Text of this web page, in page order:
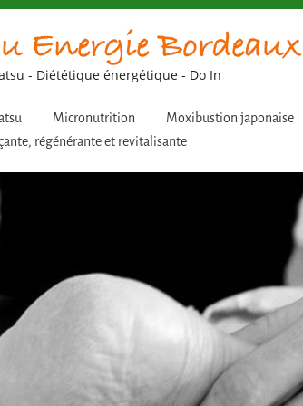
- Diététique énergétique - Do In
Micronutrition
Moxibustion japonaise
régénérante et revitalisante